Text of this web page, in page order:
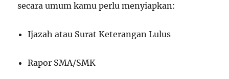
secara umum kamu perlu menyiapkan:
Ijazah atau Surat Keterangan Lulus
Rapor SMA/SMK